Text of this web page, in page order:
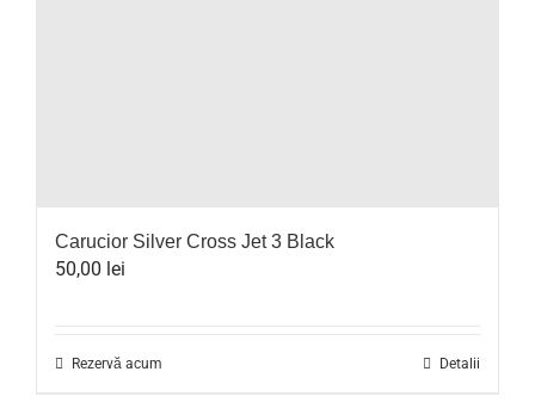
Carucior Silver Cross Jet 3 Black
50,00 lei
Rezervă acum Detalii